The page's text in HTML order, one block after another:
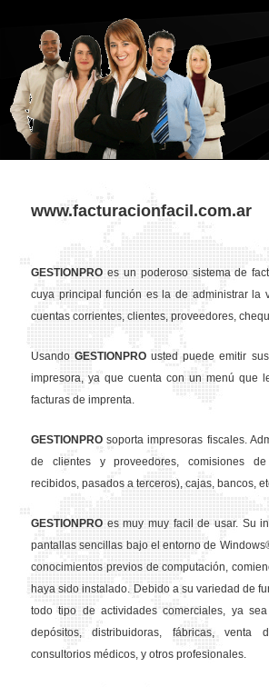
www.facturacionfacil.com.ar
GESTION PRO es un poderoso sistema de
cuya principal función es la de administrar la
cuentas corrientes, clientes, proveedores,
Usando GESTION PRO usted puede emitir
impresora, ya que cuenta con un menú que
facturas de imprenta.
GESTION PRO soporta impresoras fiscales.
de clientes y proveedores, comisiones de
recibidos, pasados a terceros), cajas, bancos,
GESTION PRO es muy muy facil de usar. Su
pantallas sencillas bajo el entorno de
conocimientos previos de computación,
haya sido instalado. Debido a su variedad de
todo tipo de actividades comerciales, ya
depósitos, distribuidoras, fábricas, venta
consultorios médicos, y otros profesionales.